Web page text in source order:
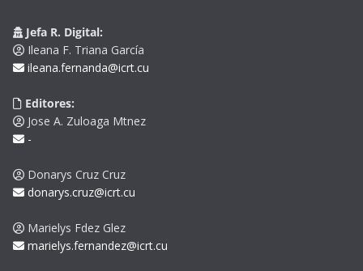
Jefa R. Digital:
Ileana F. Triana García
ileana.fernanda@icrt.cu
Editores:
Jose A. Zuloaga Mtnez
-
Donarys Cruz Cruz
donarys.cruz@icrt.cu
Marielys Fdez Glez
marielys.fernandez@icrt.cu